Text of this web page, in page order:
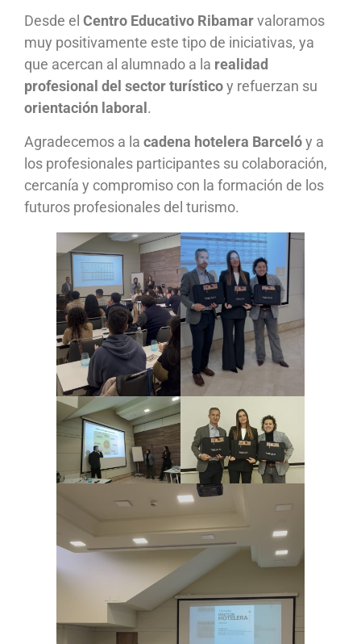
Desde el Centro Educativo Ribamarvaloramos
muy positivamente este tipo de iniciativas, ya
que acercan al alumnado a la realidad
profesional del sector turísticoy refuerzan su
orientación laboral .
Agradecemos a la cadena hotelera Barcelóy a
los profesionales participantes su colaboración,
cercanía y compromiso con la formación de los
futuros profesionales del turismo.